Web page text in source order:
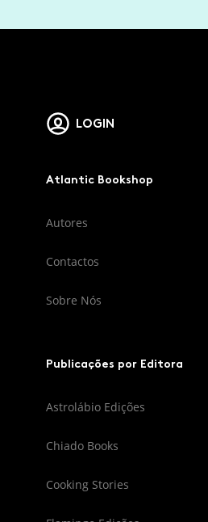
LOGIN
Atlantic Bookshop
Autores
Contactos
Sobre Nós
Publicações por Editora
Astrolábio Edições
Chiado Books
Cooking Stories